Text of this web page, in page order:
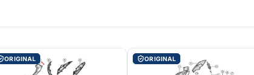
ORIGINAL ORIGINAL